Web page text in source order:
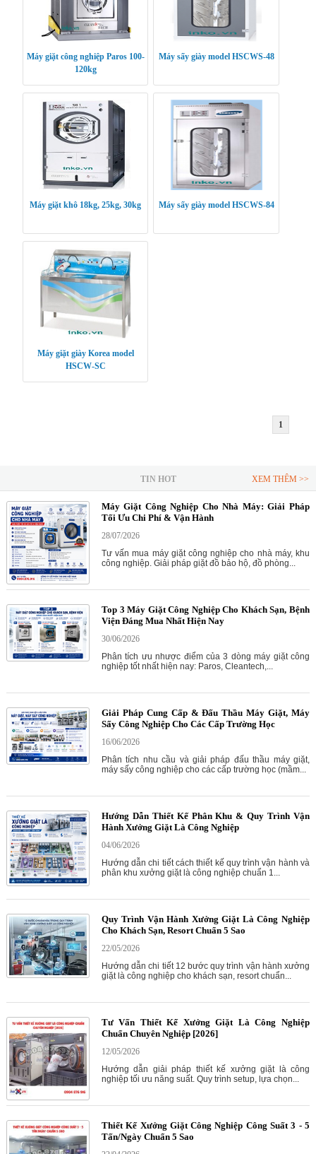
Máy giặt công nghiệp Paros 100-
120kg
Máy sấy giày model HSCWS-48
Máy giặt khô 18kg, 25kg, 30kg Máy sấy giày model HSCWS-84
Máy giặt giày Korea model
HSCW-SC
1
TIN HOT XEM THÊM >>
Máy Giặt Công Nghiệp Cho Nhà Máy: Giải Pháp
Tối Ưu Chi Phí & Vận Hành
28/07/2026
Tư vấn mua máy giặt công nghiệp cho nhà máy, khu
công nghiệp. Giải pháp giặt đồ bảo hộ, đồ phòng...
Top 3 Máy Giặt Công Nghiệp Cho Khách Sạn, Bệnh
Viện Đáng Mua Nhất Hiện Nay
30/06/2026
Phân tích ưu nhược điểm của 3 dòng máy giặt công
nghiệp tốt nhất hiện nay: Paros, Cleantech,...
Giải Pháp Cung Cấp & Đấu Thầu Máy Giặt, Máy
Sấy Công Nghiệp Cho Các Cấp Trường Học
16/06/2026
Phân tích nhu cầu và giải pháp đấu thầu máy giặt,
máy sấy công nghiệp cho các cấp trường học (mầm...
Hướng Dẫn Thiết Kế Phân Khu & Quy Trình Vận
Hành Xưởng Giặt Là Công Nghiệp
04/06/2026
Hướng dẫn chi tiết cách thiết kế quy trình vận hành và
phân khu xưởng giặt là công nghiệp chuẩn 1...
Quy Trình Vận Hành Xưởng Giặt Là Công Nghiệp
Cho Khách Sạn, Resort Chuẩn 5 Sao
22/05/2026
Hướng dẫn chi tiết 12 bước quy trình vận hành xưởng
giặt là công nghiệp cho khách sạn, resort chuẩn...
Tư Vấn Thiết Kế Xưởng Giặt Là Công Nghiệp
Chuẩn Chuyên Nghiệp [2026]
12/05/2026
Hướng dẫn giải pháp thiết kế xưởng giặt là công
nghiệp tối ưu năng suất. Quy trình setup, lựa chọn...
Thiết Kế Xưởng Giặt Công Nghiệp Công Suất 3 - 5
Tấn/Ngày Chuẩn 5 Sao